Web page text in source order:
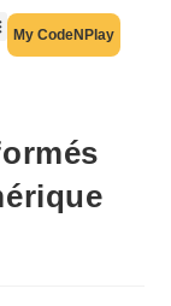
My CodeNPlay